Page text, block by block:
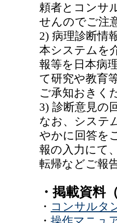
頼者とコンサ
せんのでご注
2) 病理診断情
本システムを
報等を日本病
て研究や教育
ご承知おきく
3) 診断意見の
なお、システ
やかに回答を
報の入力にて
転帰などご報
・掲載資料
・ コンサルタ